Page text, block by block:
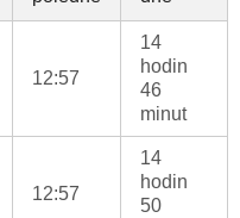
12:57
14
hodin
46
minut
12:57
14
hodin
50